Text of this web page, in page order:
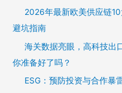
2026年最新欧美供应链
避坑指南
海关数据亮眼，高科技出
你准备好了吗？
ESG：预防投资与合作暴